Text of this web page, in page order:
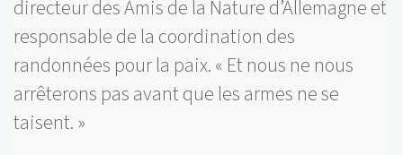
directeur des Amis de la Nature d’Allemagne et
responsable de la coordination des
randonnées pour la paix. « Et nous ne nous
arrêterons pas avant que les armes ne se
taisent. »